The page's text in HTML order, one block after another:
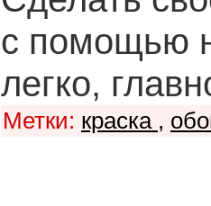
с помощью
легко,
Метки: краска ,